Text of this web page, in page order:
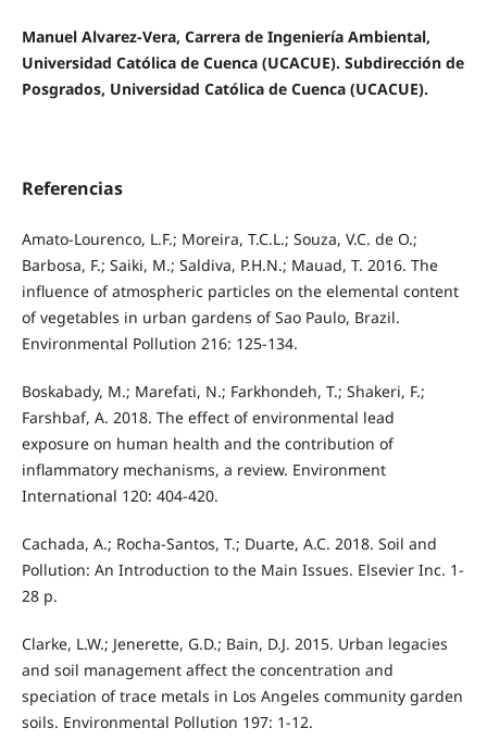
Manuel Alvarez-Vera, Carrera de Ingeniería Ambiental,
Universidad Católica de Cuenca (UCACUE). Subdirección de
Posgrados, Universidad Católica de Cuenca (UCACUE).
Referencias
Amato-Lourenco, L.F.; Moreira, T.C.L.; Souza, V.C. de O.;
Barbosa, F.; Saiki, M.; Saldiva, P.H.N.; Mauad, T. 2016. The
influence of atmospheric particles on the elemental content
of vegetables in urban gardens of Sao Paulo, Brazil.
Environmental Pollution 216: 125-134.
Boskabady, M.; Marefati, N.; Farkhondeh, T.; Shakeri, F.;
Farshbaf, A. 2018. The effect of environmental lead
exposure on human health and the contribution of
inflammatory mechanisms, a review. Environment
International 120: 404-420.
Cachada, A.; Rocha-Santos, T.; Duarte, A.C. 2018. Soil and
Pollution: An Introduction to the Main Issues. Elsevier Inc. 1-
28 p.
Clarke, L.W.; Jenerette, G.D.; Bain, D.J. 2015. Urban legacies
and soil management affect the concentration and
speciation of trace metals in Los Angeles community garden
soils. Environmental Pollution 197: 1-12.